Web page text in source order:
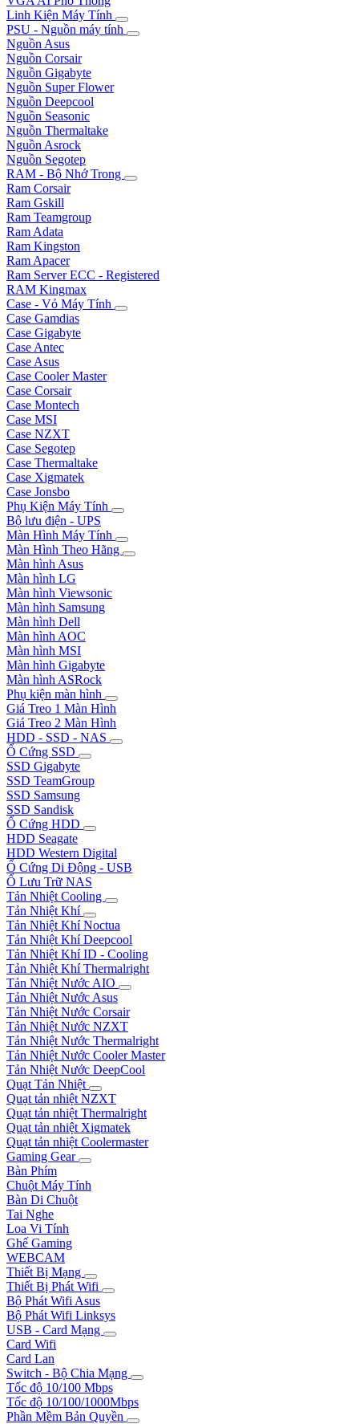
Linh Kiện Máy Tính
PSU - Nguồn máy tính
Nguồn Asus
Nguồn Corsair
Nguồn Gigabyte
Nguồn Super Flower
Nguồn Deepcool
Nguồn Seasonic
Nguồn Thermaltake
Nguồn Asrock
Nguồn Segotep
RAM - Bộ Nhớ Trong
Ram Corsair
Ram Gskill
Ram Teamgroup
Ram Adata
Ram Kingston
Ram Apacer
Ram Server ECC - Registered
RAM Kingmax
Case - Vỏ Máy Tính
Case Gamdias
Case Gigabyte
Case Antec
Case Asus
Case Cooler Master
Case Corsair
Case Montech
Case MSI
Case NZXT
Case Segotep
Case Thermaltake
Case Xigmatek
Case Jonsbo
Phụ Kiện Máy Tính
Bộ lưu điện - UPS
Màn Hình Máy Tính
Màn Hình Theo Hãng
Màn hình Asus
Màn hình LG
Màn hình Viewsonic
Màn hình Samsung
Màn hình Dell
Màn hình AOC
Màn hình MSI
Màn hình Gigabyte
Màn hình ASRock
Phụ kiện màn hình
Giá Treo 1 Màn Hình
Giá Treo 2 Màn Hình
HDD - SSD - NAS
Ổ Cứng SSD
SSD Gigabyte
SSD TeamGroup
SSD Samsung
SSD Sandisk
Ổ Cứng HDD
HDD Seagate
HDD Western Digital
Ổ Cứng Di Động - USB
Ổ Lưu Trữ NAS
Tản Nhiệt Cooling
Tản Nhiệt Khí
Tản Nhiệt Khí Noctua
Tản Nhiệt Khí Deepcool
Tản Nhiệt Khí ID - Cooling
Tản Nhiệt Khí Thermalright
Tản Nhiệt Nước AIO
Tản Nhiệt Nước Asus
Tản Nhiệt Nước Corsair
Tản Nhiệt Nước NZXT
Tản Nhiệt Nước Thermalright
Tản Nhiệt Nước Cooler Master
Tản Nhiệt Nước DeepCool
Quạt Tản Nhiệt
Quạt tản nhiệt NZXT
Quạt tản nhiệt Thermalright
Quạt tản nhiệt Xigmatek
Quạt tản nhiệt Coolermaster
Gaming Gear
Bàn Phím
Chuột Máy Tính
Bàn Di Chuột
Tai Nghe
Loa Vi Tính
Ghế Gaming
WEBCAM
Thiết Bị Mạng
Thiết Bị Phát Wifi
Bộ Phát Wifi Asus
Bộ Phát Wifi Linksys
USB - Card Mạng
Card Wifi
Card Lan
Switch - Bộ Chia Mạng
Tốc độ 10/100 Mbps
Tốc độ 10/100/1000Mbps
Phần Mềm Bản Quyền